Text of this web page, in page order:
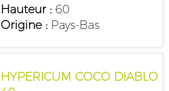
Hauteur :60
Origine :Pays-Bas
HYPERICUM COCO DIABLO